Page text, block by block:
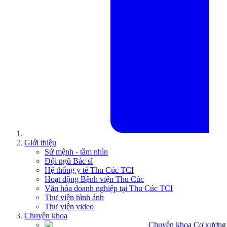
Giới thiệu
Sứ mệnh - tầm nhìn
Đội ngũ Bác sĩ
Hệ thống y tế Thu Cúc TCI
Hoạt động Bệnh viện Thu Cúc
Văn hóa doanh nghiệp tại Thu Cúc TCI
Thư viện hình ảnh
Thư viện video
Chuyên khoa
Chuyên khoa Cơ